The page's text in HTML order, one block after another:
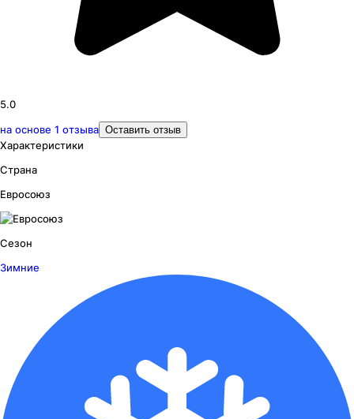
5.0
на основе 1 отзыва Оставить отзыв
Характеристики
Страна
Евросоюз
Сезон
Зимние